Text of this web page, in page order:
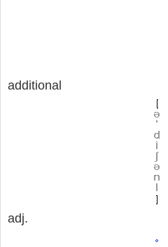
additional
adj.